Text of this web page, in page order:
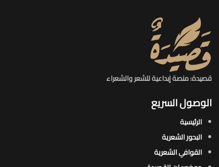
قصيدة: منصة إبداعية للشعر والشعراء
الوصول السريع
الرئيسية
البحور الشعرية​
القوافي الشعرية​